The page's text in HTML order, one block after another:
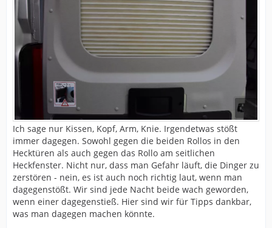
Ich sage nur Kissen, Kopf, Arm, Knie. Irgendetwas stößt
immer dagegen. Sowohl gegen die beiden Rollos in den
Hecktüren als auch gegen das Rollo am seitlichen
Heckfenster. Nicht nur, dass man Gefahr läuft, die Dinger zu
zerstören - nein, es ist auch noch richtig laut, wenn man
dagegenstößt. Wir sind jede Nacht beide wach geworden,
wenn einer dagegenstieß. Hier sind wir für Tipps dankbar,
was man dagegen machen könnte.